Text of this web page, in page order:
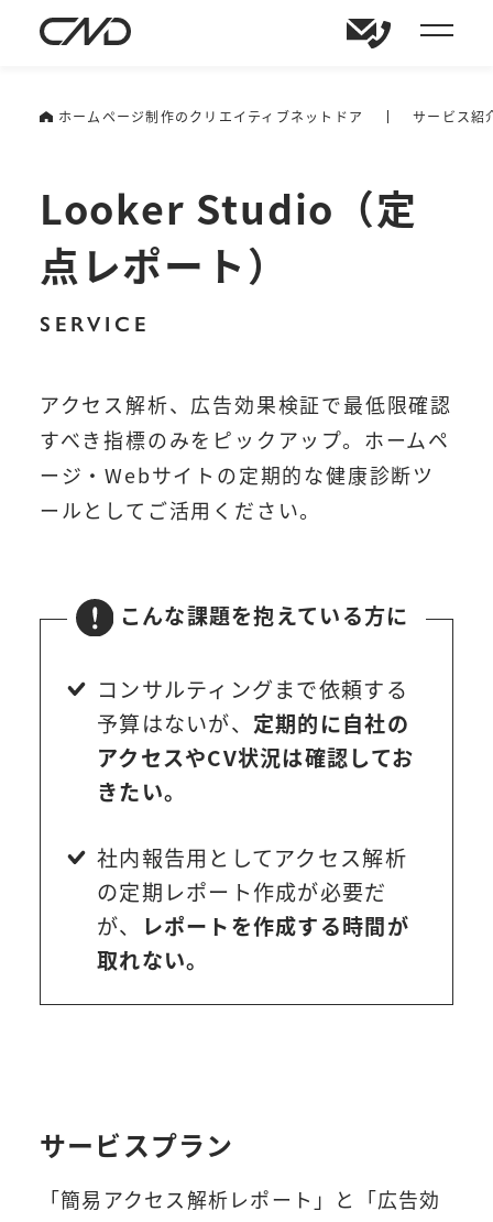
ホームページ制作のクリエイティブネットドア サービス紹
Looker Studio（定
点レポート）
SERVICE
アクセス解析、広告効果検証で最低限確認
すべき指標のみをピックアップ。 ホームペ
ージ・Webサイトの定期的な健康診断ツ
ールとしてご活用ください。
こんな課題を抱えている方に
コンサルティングまで依頼する
予算はないが、 定期的に自社の
アクセスやCV状況は確認してお
きたい。
社内報告用としてアクセス解析
の定期レポート作成が必要だ
が、
レポートを作成する時間が
取れない。
サービスプラン
「簡易アクセス解析レポート」と「広告効